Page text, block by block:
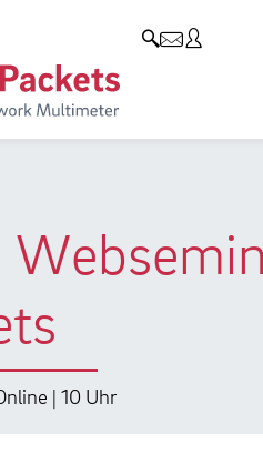
| 10 Uhr
Multimeter
Resources & Service
Unternehmen